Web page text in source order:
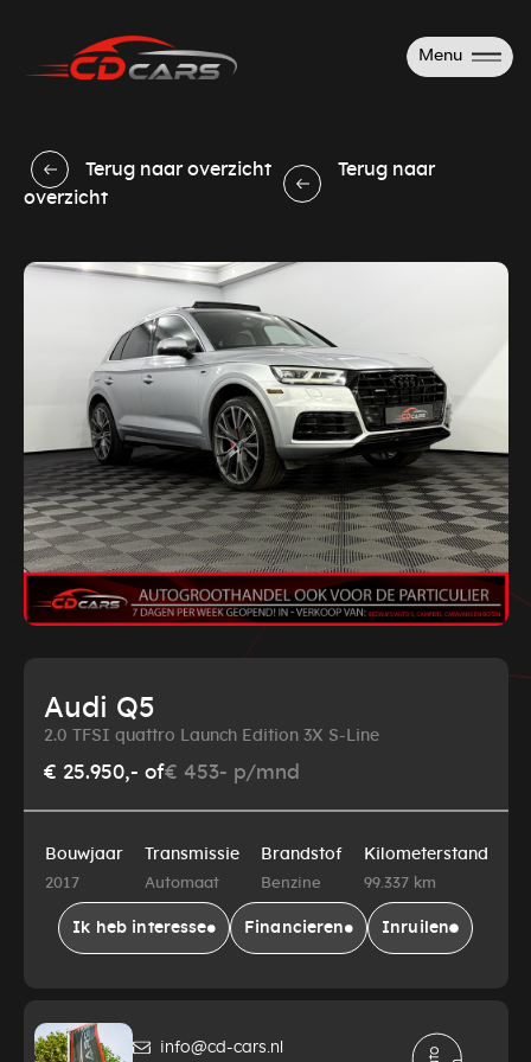
Menu
Terug naar overzicht
Terug naar
overzicht
Audi Q5
2.0 TFSI quattro Launch Edition 3X S-Line
€ 25.950,- of€ 453- p/mnd
Bouwjaar
2017
Transmissie
Automaat
Brandstof
Benzine
Kilometerstand
99.337 km
Ik heb interesse Financieren Inruilen
info@cd-cars.nl